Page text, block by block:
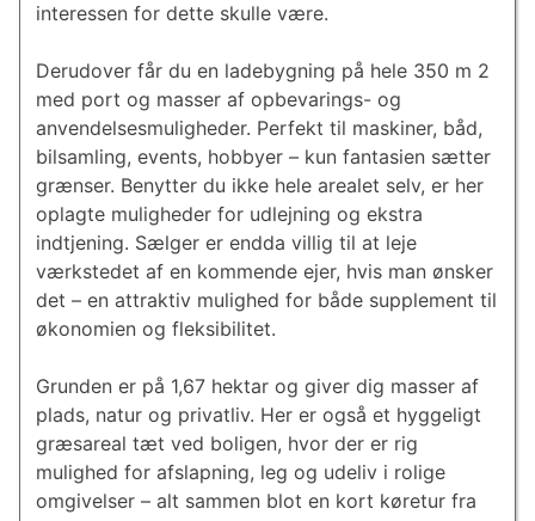
interessen for dette skulle være.
Derudover får du en ladebygning på hele 350 m 2
med port og masser af opbevarings- og
anvendelsesmuligheder. Perfekt til maskiner, båd,
bilsamling, events, hobbyer – kun fantasien sætter
grænser. Benytter du ikke hele arealet selv, er her
oplagte muligheder for udlejning og ekstra
indtjening. Sælger er endda villig til at leje
værkstedet af en kommende ejer, hvis man ønsker
det – en attraktiv mulighed for både supplement til
økonomien og fleksibilitet.
Grunden er på 1,67 hektar og giver dig masser af
plads, natur og privatliv. Her er også et hyggeligt
græsareal tæt ved boligen, hvor der er rig
mulighed for afslapning, leg og udeliv i rolige
omgivelser – alt sammen blot en kort køretur fra